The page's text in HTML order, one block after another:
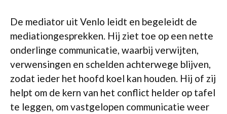
De mediator uit Venlo leidt en begeleidt de
mediationgesprekken. Hij ziet toe op een nette
onderlinge communicatie, waarbij verwijten,
verwensingen en schelden achterwege blijven,
zodat ieder het hoofd koel kan houden. Hij of zij
helpt om de kern van het conflict helder op tafel
te leggen, om vastgelopen communicatie weer